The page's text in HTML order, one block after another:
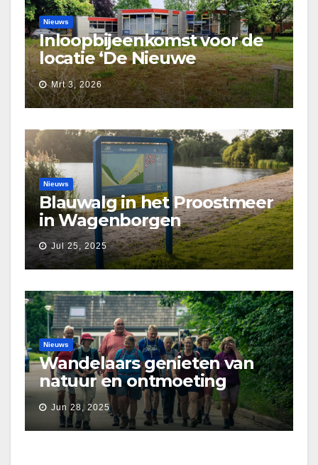
Nieuws
Inloopbijeenkomst voor de
locatie ‘De Nieuwe
Waarborg’
Mrt 3, 2026
Nieuws
Blauwalg in het Proostmeer
in Wagenborgen
Jul 25, 2025
Nieuws
Wandelaars genieten van
natuur en ontmoeting
tijdens Etapperonde
Pronkjewailpad
Jun 28, 2025